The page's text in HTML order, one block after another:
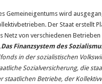
Gemeineigentums wird
Der Staat erstellt
Netz von verschiedenen
Das Finanzsystem des
in der sozialistischen
Sozialversicherung, die
staatlichen Betriebe, der